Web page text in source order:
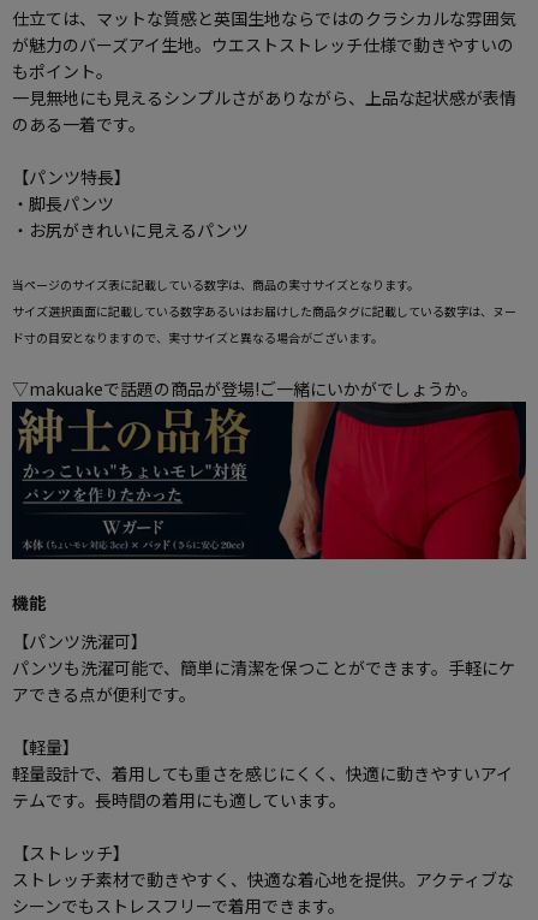
仕立ては、マットな質感と英国生地ならではのクラシカルな雰囲気
が魅力のバーズアイ生地。ウエストストレッチ仕様で動きやすいの
もポイント。
一見無地にも見えるシンプルさがありながら、上品な起状感が表情
のある一着です。
【パンツ特長】
・脚長パンツ
・お尻がきれいに見えるパンツ
当ページのサイズ表に記載している数字は、商品の実寸サイズとなります。
サイズ選択画面に記載している数字あるいはお届けした商品タグに記載している数字は、ヌー
ド寸の目安となりますので、実寸サイズと異なる場合がございます。
▽makuakeで話題の商品が登場!ご一緒にいかがでしょうか。
機能
【パンツ洗濯可】
パンツも洗濯可能で、簡単に清潔を保つことができます。手軽にケ
アできる点が便利です。
【軽量】
軽量設計で、着用しても重さを感じにくく、快適に動きやすいアイ
テムです。長時間の着用にも適しています。
【ストレッチ】
ストレッチ素材で動きやすく、快適な着心地を提供。アクティブな
シーンでもストレスフリーで着用できます。